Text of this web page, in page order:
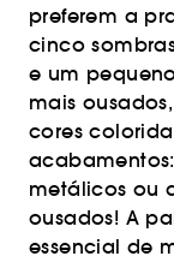
preferem a
cinco
e um
mais
cores
metálicos ou
ousados! A
essencial de